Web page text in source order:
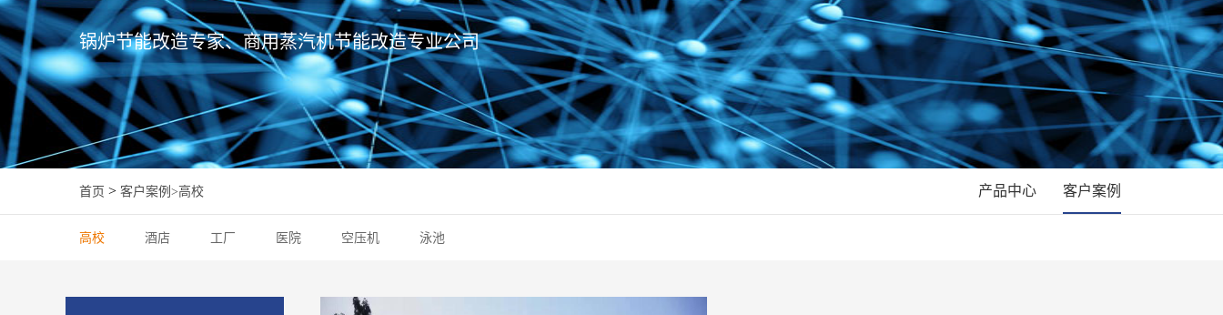
锅炉节能改造专家、商用蒸汽机节能改造专业公司
首页 > 客户案例 >高校 产品中心 客户案例
高校 酒店 工厂 医院 空压机 泳池